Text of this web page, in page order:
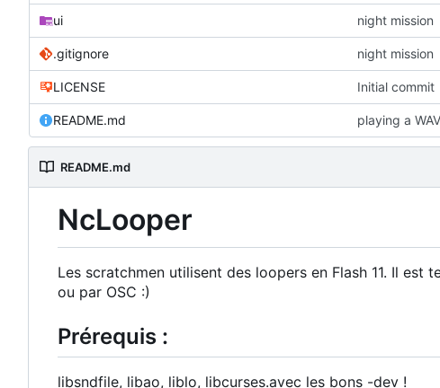
ui night mission
.gitignore night mission
LICENSE Initial commit
README.md playing a
README.md
NcLooper
Les scratchmen utilisent des loopers en Flash 11. Il
ou par OSC :)
Prérequis :
libsndfile, libao, liblo, libcurses.avec les bons -dev !